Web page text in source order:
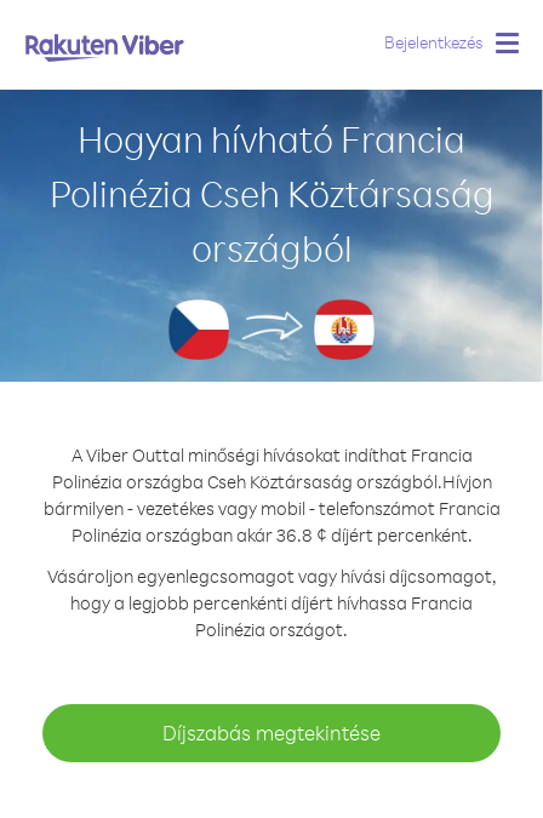
Bejelentkezés
Hogyan hívható Francia
Polinézia Cseh Köztársaság
országból
A Viber Outtal minőségi hívásokat indíthat Francia
Polinézia országba Cseh Köztársaság országból.Hívjon
bármilyen - vezetékes vagy mobil - telefonszámot Francia
Polinézia országban akár 36.8 ¢ díjért percenként.
Vásároljon egyenlegcsomagot vagy hívási díjcsomagot,
hogy a legjobb percenkénti díjért hívhassa Francia
Polinézia országot.
Díjszabás megtekintése